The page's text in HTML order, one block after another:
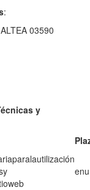
:
03590
y